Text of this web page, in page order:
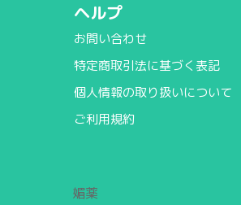
ヘルプ
お問い合わせ
特定商取引法に基づく表記
個人情報の取り扱いについて
ご利用規約
媚薬